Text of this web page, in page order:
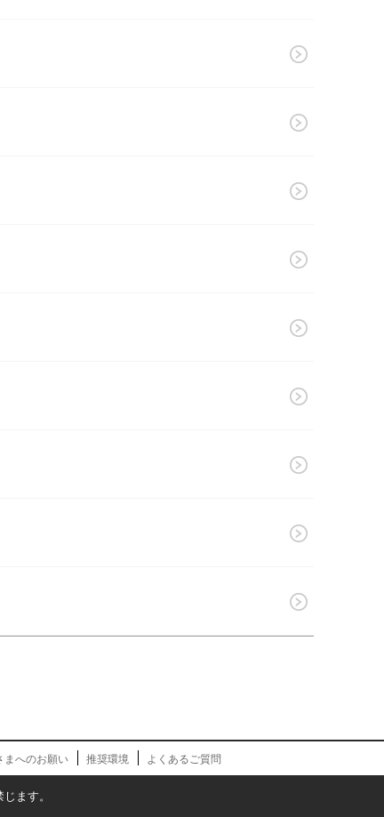
まへのお願い 推奨環境 よくあるご質問
ます。